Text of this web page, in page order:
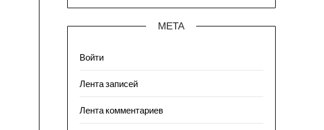
МЕТА
Войти
Лента записей
Лента комментариев